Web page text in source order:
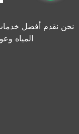
نحن نقدم أفضل
المياه